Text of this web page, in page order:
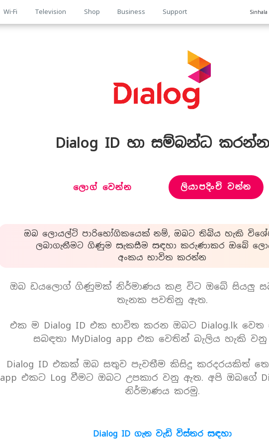
Wi-Fi Television Shop Business Support Sinhala
Dialog ID හා සම්බන්ධ කරන්න
ලොග් වෙන්න ලියාපදිංචි වන්න
ඔබ ලොයල්ටි පාරිභෝගිකයෙක් නම්, ඔබට තිබිය හැකි
ලබාගැනීමට ගිණුම සැකසීම සඳහා කරුණාකර ඔබේ
අංකය භාවිත කරන්න
ඔබ ඩයලොග් ගිණුමක් නිර්මාණය කළ විට ඔබේ සියලු
තැනක පවතිනු ඇත.
එක ම Dialog ID එක භාවිත කරන ඔබට Dialog.lk
සබඳතා MyDialog app එක වෙතින් බැලිය හැකි
Dialog ID එකක් ඔබ සතුව පැවතීම කිසිදු කරදරයකිත්
app එකට Log වීමට ඔබට උපකාර වනු ඇත. අපි ඔබගේ
නිර්මාණය කරමු.
Dialog ID ගැන වැඩි විස්තර සඳහා